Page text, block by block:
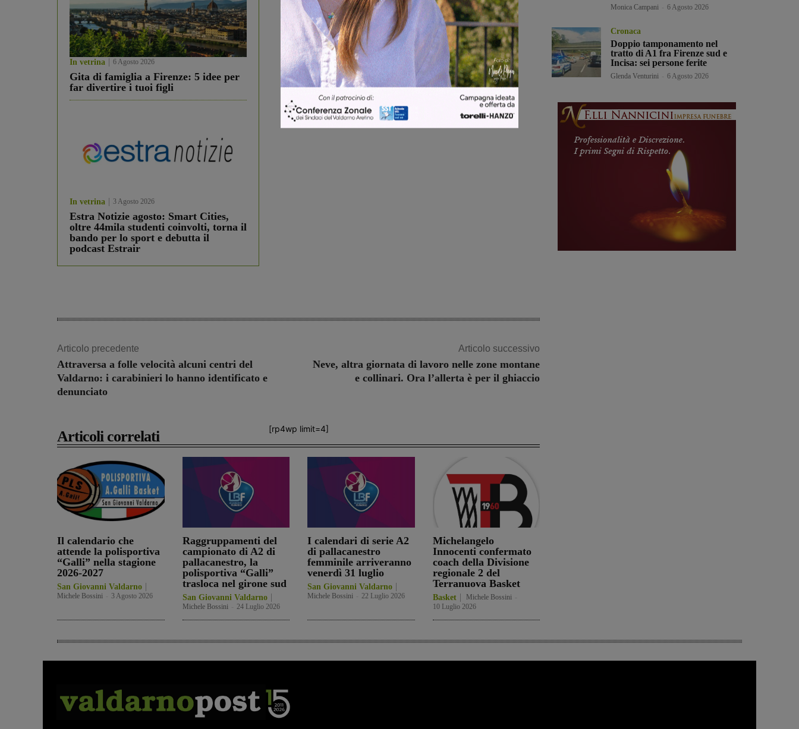
In vetrina 6 Agosto 2026
Gita di famiglia a Firenze: 5 idee per
far divertire i tuoi figli
In vetrina 3 Agosto 2026
Estra Notizie agosto: Smart Cities,
oltre 44mila studenti coinvolti, torna il
bando per lo sport e debutta il
podcast Estrair
Articolo precedente
Attraversa a folle velocità alcuni centri del
Valdarno: i carabinieri lo hanno identificato e
denunciato
Articolo successivo
Neve, altra giornata di lavoro nelle zone montane
e collinari. Ora l’allerta è per il ghiaccio
[rp4wp limit=4]
Articoli correlati
Il calendario che
attende la polisportiva
“Galli” nella stagione
2026-2027
San Giovanni Valdarno
Michele Bossini 3 Agosto 2026
Raggruppamenti del
campionato di A2 di
pallacanestro, la
polisportiva “Galli”
trasloca nel girone sud
San Giovanni Valdarno
Michele Bossini 24 Luglio 2026
I calendari di serie A2
di pallacanestro
femminile arriveranno
venerdì 31 luglio
San Giovanni Valdarno
Michele Bossini 22 Luglio 2026
Michelangelo
Innocenti confermato
coach della Divisione
regionale 2 del
Terranuova Basket
Basket Michele Bossini
10 Luglio 2026
Monica Campani 6 Agosto 2026
Cronaca
Doppio tamponamento nel
tratto di A1 fra Firenze sud e
Incisa: sei persone ferite
Glenda Venturini 6 Agosto 2026